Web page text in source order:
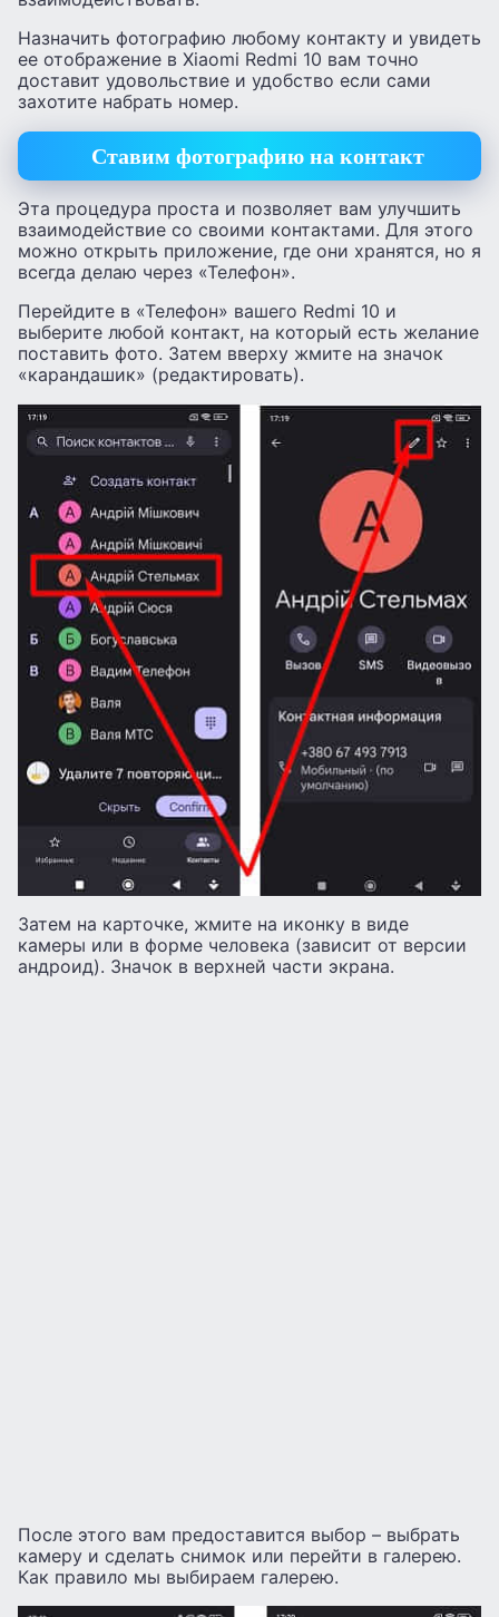
Назначить фотографию любому контакту и увидеть
ее отображение в Xiaomi Redmi 10 вам точно
доставит удовольствие и удобство если сами
захотите набрать номер.
Ставим фотографию на контакт
Эта процедура проста и позволяет вам улучшить
взаимодействие со своими контактами. Для этого
можно открыть приложение, где они хранятся, но я
всегда делаю через «Телефон».
Перейдите в «Телефон» вашего Redmi 10 и
выберите любой контакт, на который есть желание
поставить фото. Затем вверху жмите на значок
«карандашик» (редактировать).
Затем на карточке, жмите на иконку в виде
камеры или в форме человека (зависит от версии
андроид). Значок в верхней части экрана.
После этого вам предоставится выбор – выбрать
камеру и сделать снимок или перейти в галерею.
Как правило мы выбираем галерею.